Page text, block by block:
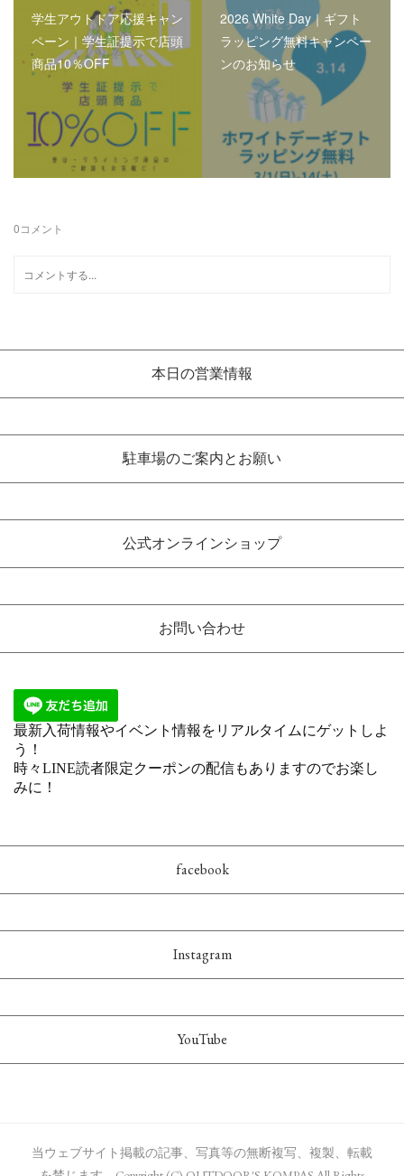
学生アウトドア応援キャン
ペーン｜学生証提示で店頭
商品10％OFF
2026 White Day｜ギフト
ラッピング無料キャンペー
ンのお知らせ
0コメント
本日の営業情報
駐車場のご案内とお願い
公式オンラインショップ
お問い合わせ
facebook
Instagram
YouTube
当ウェブサイト掲載の記事、写真等の無断複写、複製、転載